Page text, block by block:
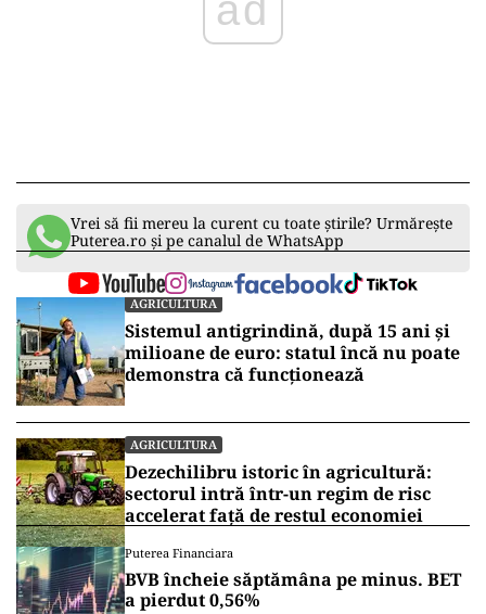
ad
Vrei să fii mereu la curent cu toate știrile? Urmărește
Puterea.ro și pe canalul de WhatsApp
AGRICULTURA
Sistemul antigrindină, după 15 ani și
milioane de euro: statul încă nu poate
demonstra că funcționează
AGRICULTURA
Dezechilibru istoric în agricultură:
sectorul intră într-un regim de risc
accelerat față de restul economiei
Puterea Financiara
BVB încheie săptămâna pe minus. BET
a pierdut 0,56%